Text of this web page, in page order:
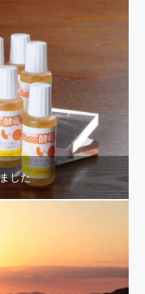
ました